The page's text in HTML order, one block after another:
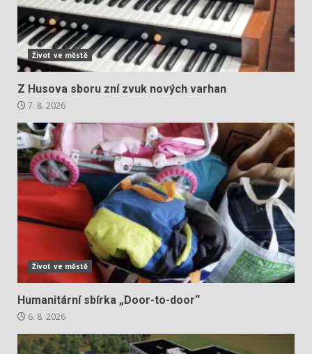
Život ve městě
Z Husova sboru zní zvuk nových varhan
7. 8. 2026
Život ve městě
Humanitární sbírka „Door-to-door“
6. 8. 2026